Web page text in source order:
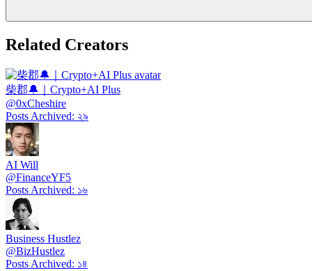
Related Creators
柴郡🔔｜Crypto+AI Plus
@0xCheshire
Posts Archived: ২৯
AI Will
@FinanceYF5
Posts Archived: ১৬
Business Hustlez
@BizHustlez
Posts Archived: ১৪